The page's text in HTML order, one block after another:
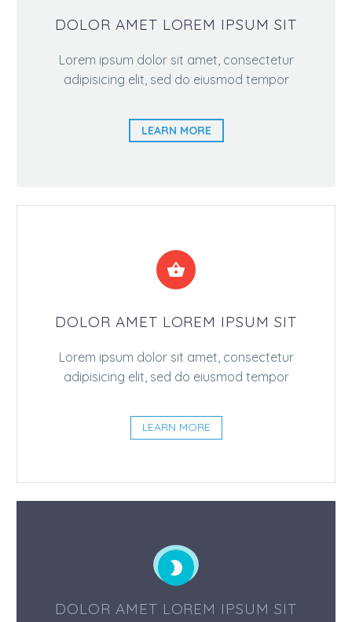
DOLOR AMET LOREM IPSUM SIT
Lorem ipsum dolor sit amet, consectetur
adipisicing elit, sed do eiusmod tempor
LEARN MORE


DOLOR AMET LOREM IPSUM SIT
Lorem ipsum dolor sit amet, consectetur
adipisicing elit, sed do eiusmod tempor
LEARN MORE


DOLOR AMET LOREM IPSUM SIT